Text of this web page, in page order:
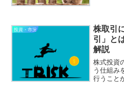
るものの
投資・市況
株取引
引」と
解説
株式投資
う仕組み
行うこと